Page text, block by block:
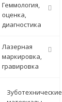
Геммология,
оценка,
диагностика
Лазерная
маркировка,
гравировка
Зуботехнические